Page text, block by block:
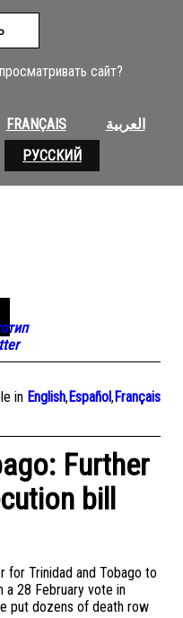
сайт?
FRANÇAIS
العربية
РУССКИЙ
in English,Español,Français
Further
bill
for Trinidad and Tobago to
a 28 February vote in
put dozens of death row